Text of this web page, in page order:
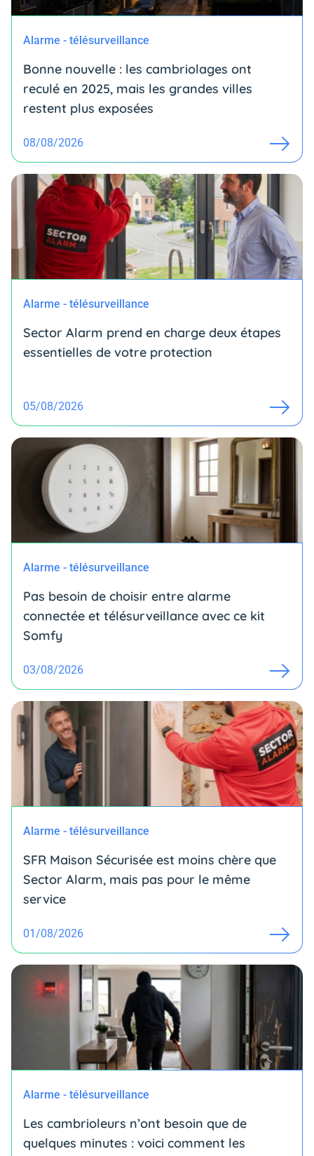
Alarme - télésurveillance
Bonne nouvelle : les cambriolages ont
reculé en 2025, mais les grandes villes
restent plus exposées
08/08/2026
Alarme - télésurveillance
Sector Alarm prend en charge deux étapes
essentielles de votre protection
05/08/2026
Alarme - télésurveillance
Pas besoin de choisir entre alarme
connectée et télésurveillance avec ce kit
Somfy
03/08/2026
Alarme - télésurveillance
SFR Maison Sécurisée est moins chère que
Sector Alarm, mais pas pour le même
service
01/08/2026
Alarme - télésurveillance
Les cambrioleurs n’ont besoin que de
quelques minutes : voici comment les